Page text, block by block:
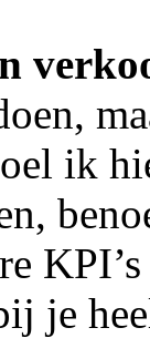
ik
je